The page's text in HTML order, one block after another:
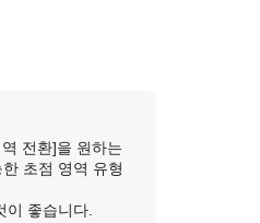
전환]을 원하는
초점 영역 유형
이 좋습니다.